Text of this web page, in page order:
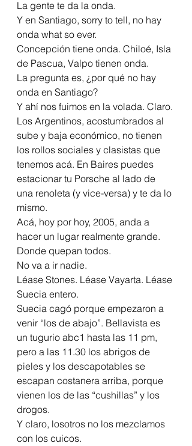
La gente te da la onda.
Y en Santiago, sorry to tell, no hay
onda what so ever.
Concepción tiene onda. Chiloé, Isla
de Pascua, Valpo tienen onda.
La pregunta es, ¿por qué no hay
onda en Santiago?
Y ahí nos fuimos en la volada. Claro.
Los Argentinos, acostumbrados al
sube y baja económico, no tienen
los rollos sociales y clasistas que
tenemos acá. En Baires puedes
estacionar tu Porsche al lado de
una renoleta (y vice-versa) y te da lo
mismo.
Acá, hoy por hoy, 2005, anda a
hacer un lugar realmente grande.
Donde quepan todos.
No va a ir nadie.
Léase Stones. Léase Vayarta. Léase
Suecia entero.
Suecia cagó porque empezaron a
venir “los de abajo”. Bellavista es
un tugurio abc1 hasta las 11 pm,
pero a las 11.30 los abrigos de
pieles y los descapotables se
escapan costanera arriba, porque
vienen los de las “cushillas” y los
drogos.
Y claro, losotros no los mezclamos
con los cuicos.